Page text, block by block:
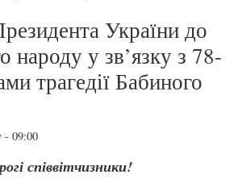
України до
народу у зв’язку з 78-
трагедії Бабиного
- 09:00
співвітчизники!